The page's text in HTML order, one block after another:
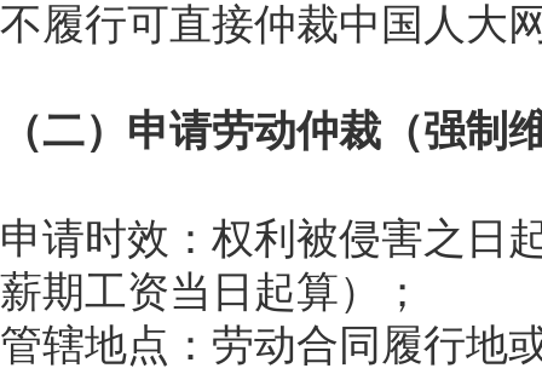
不履行可直接仲裁中国人大
（二）申请劳动仲裁（强制
申请时效：权利被侵害之日
薪期工资当日起算）；
管辖地点：劳动合同履行地